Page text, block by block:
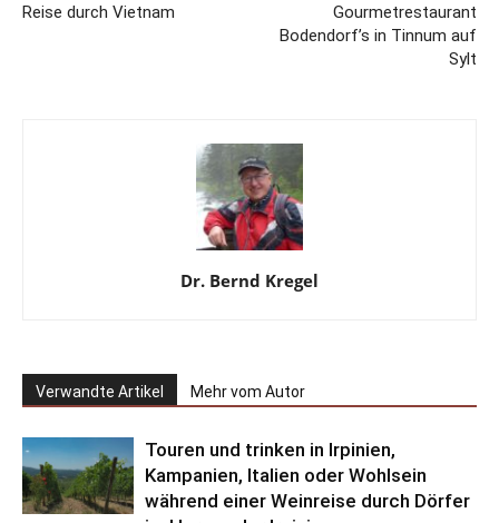
Reise durch Vietnam
Gourmetrestaurant
Bodendorf’s in Tinnum auf
Sylt
Dr. Bernd Kregel
Verwandte Artikel Mehr vom Autor
Touren und trinken in Irpinien,
Kampanien, Italien oder Wohlsein
während einer Weinreise durch Dörfer